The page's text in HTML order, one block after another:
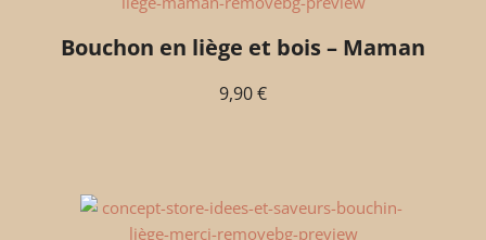
Bouchon en liège et bois – Maman
9,90€